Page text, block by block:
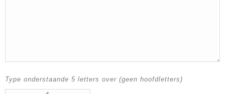
Type onderstaande 5 letters over (geen hoofdletters)